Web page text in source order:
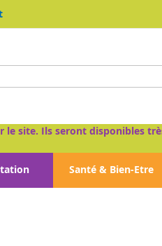
le site. Ils seront disponibles
Santé & Bien-Etre